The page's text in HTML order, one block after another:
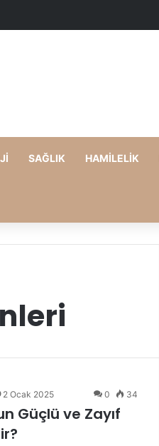
SAĞLIK HAMILELIK
2 Ocak 2025 0 34
Güçlü ve Zayıf